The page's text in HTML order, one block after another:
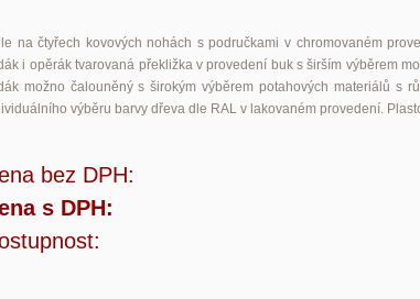
na čtyřech kovových nohách s područkami v chromovaném
i opěrák tvarovaná překližka v provedení buk s širším výběrem
možno čalouněný s širokým výběrem potahových materiálů s
výběru barvy dřeva dle RAL v lakovaném provedení.
bez DPH:
s DPH: